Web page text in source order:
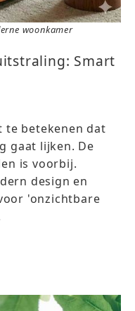
woonkamer
Smart
te betekenen dat
gaat lijken. De
is voorbij.
design en
'onzichtbare